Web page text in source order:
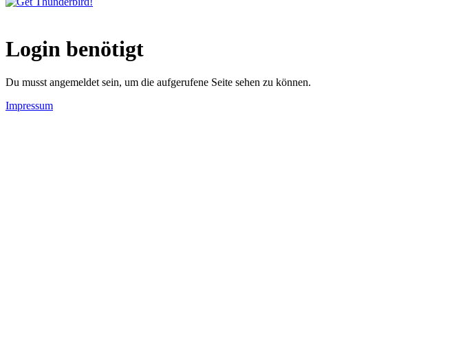
Login benötigt
Du musst angemeldet sein, um die aufgerufene Seite sehen zu können.
Impressum